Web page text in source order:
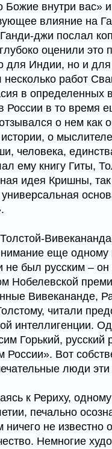
Божие внутри вас»
влияние на
джи послал
оценили
для Индии, но и для
несколько работ
в определенных
России в то время
о нем как
о
человека,
ему книгу Гиты,
идея Кришны,
универсальная
еще
не был русским –
Нобелевской
Вивекананде,
читали
интеллигенции.
Горький, русский
России». Вот
люди
к Рериху,
печально
ничего не
Немногие